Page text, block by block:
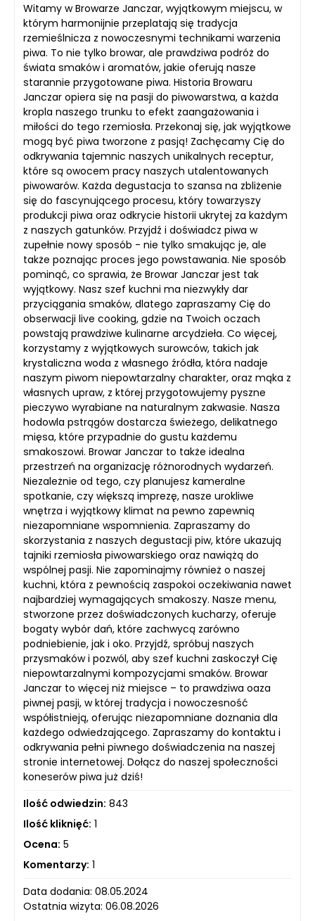
Witamy w Browarze Janczar, wyjątkowym miejscu, w
którym harmonijnie przeplatają się tradycja
rzemieślnicza z nowoczesnymi technikami warzenia
piwa. To nie tylko browar, ale prawdziwa podróż do
świata smaków i aromatów, jakie oferują nasze
starannie przygotowane piwa. Historia Browaru
Janczar opiera się na pasji do piwowarstwa, a każda
kropla naszego trunku to efekt zaangażowania i
miłości do tego rzemiosła. Przekonaj się, jak wyjątkowe
mogą być piwa tworzone z pasją! Zachęcamy Cię do
odkrywania tajemnic naszych unikalnych receptur,
które są owocem pracy naszych utalentowanych
piwowarów. Każda degustacja to szansa na zbliżenie
się do fascynującego procesu, który towarzyszy
produkcji piwa oraz odkrycie historii ukrytej za każdym
z naszych gatunków. Przyjdź i doświadcz piwa w
zupełnie nowy sposób - nie tylko smakując je, ale
także poznając proces jego powstawania. Nie sposób
pominąć, co sprawia, że Browar Janczar jest tak
wyjątkowy. Nasz szef kuchni ma niezwykły dar
przyciągania smaków, dlatego zapraszamy Cię do
obserwacji live cooking, gdzie na Twoich oczach
powstają prawdziwe kulinarne arcydzieła. Co więcej,
korzystamy z wyjątkowych surowców, takich jak
krystaliczna woda z własnego źródła, która nadaje
naszym piwom niepowtarzalny charakter, oraz mąka z
własnych upraw, z której przygotowujemy pyszne
pieczywo wyrabiane na naturalnym zakwasie. Nasza
hodowla pstrągów dostarcza świeżego, delikatnego
mięsa, które przypadnie do gustu każdemu
smakoszowi. Browar Janczar to także idealna
przestrzeń na organizację różnorodnych wydarzeń.
Niezależnie od tego, czy planujesz kameralne
spotkanie, czy większą imprezę, nasze urokliwe
wnętrza i wyjątkowy klimat na pewno zapewnią
niezapomniane wspomnienia. Zapraszamy do
skorzystania z naszych degustacji piw, które ukazują
tajniki rzemiosła piwowarskiego oraz nawiążą do
wspólnej pasji. Nie zapominajmy również o naszej
kuchni, która z pewnością zaspokoi oczekiwania nawet
najbardziej wymagających smakoszy. Nasze menu,
stworzone przez doświadczonych kucharzy, oferuje
bogaty wybór dań, które zachwycą zarówno
podniebienie, jak i oko. Przyjdź, spróbuj naszych
przysmaków i pozwól, aby szef kuchni zaskoczył Cię
niepowtarzalnymi kompozycjami smaków. Browar
Janczar to więcej niż miejsce – to prawdziwa oaza
piwnej pasji, w której tradycja i nowoczesność
współistnieją, oferując niezapomniane doznania dla
każdego odwiedzającego. Zapraszamy do kontaktu i
odkrywania pełni piwnego doświadczenia na naszej
stronie internetowej. Dołącz do naszej społeczności
koneserów piwa już dziś!
Ilość odwiedzin: 843
Ilość kliknięć: 1
Ocena: 5
Komentarzy: 1
Data dodania: 08.05.2024
Ostatnia wizyta: 06.08.2026